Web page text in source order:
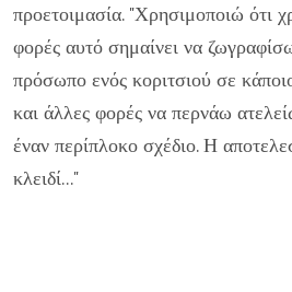
προετοιμασία. "Χρησιμοποιώ ότι
φορές αυτό σημαίνει να
πρόσωπο ενός κοριτσιού σε
και άλλες φορές να περνάω
έναν περίπλοκο σχέδιο. Η
κλειδί..."